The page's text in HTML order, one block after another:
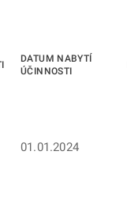
DATUM NABYTÍ
ÚČINNOSTI
01.01.2024